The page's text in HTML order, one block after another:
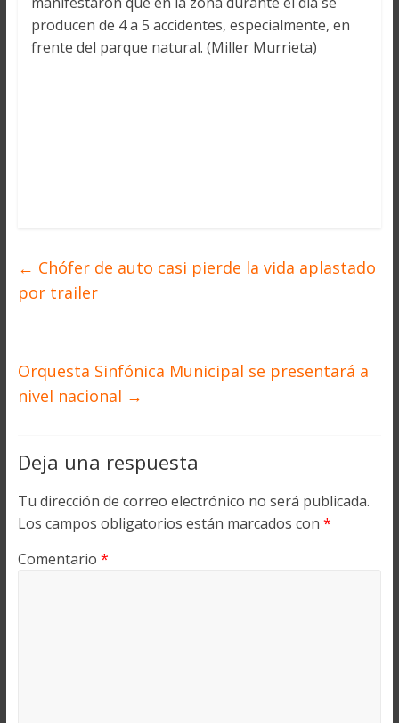
producen de 4 a 5 accidentes, especialmente, en
frente del parque natural. (Miller Murrieta)
← Chófer de auto casi pierde la vida aplastado
por trailer
Orquesta Sinfónica Municipal se presentará a
nivel nacional →
Deja una respuesta
Tu dirección de correo electrónico no será publicada.
Los campos obligatorios están marcados con *
Comentario *